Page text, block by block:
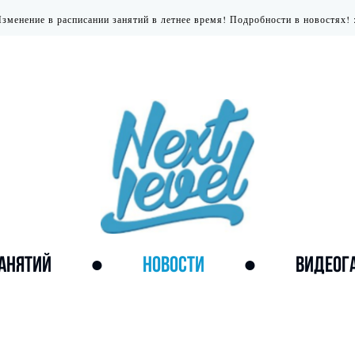
в расписании занятий в летнее время! Подробности в новостях!
● НОВОСТИ ●